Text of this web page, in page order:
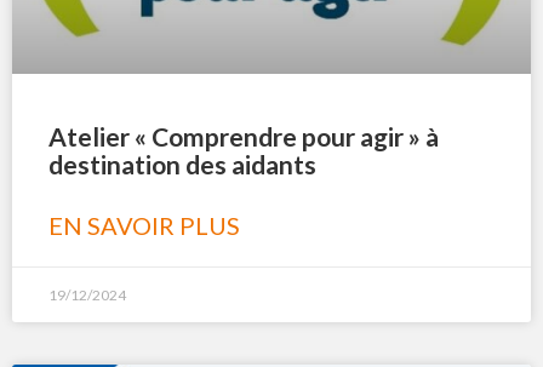
Atelier « Comprendre pour agir » à
destination des aidants
EN SAVOIR PLUS
19/12/2024